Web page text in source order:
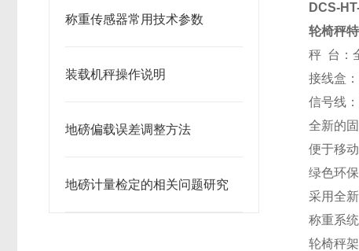
称重传感器常用技术参数
装载机秤操作说明
地磅偏载误差调整方法
地磅计量检定的相关问题研究
DCS-
轮椅秤特
秤 台：
接线盒
信号线
全新的
便于移
绿色环
采用全
称重系
轮椅秤架